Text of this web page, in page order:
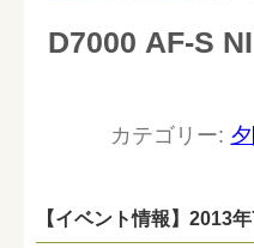
D7000 AF-S
カテゴリー:
【イベント情報】2013